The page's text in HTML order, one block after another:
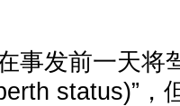
事发前一天将
status)”，